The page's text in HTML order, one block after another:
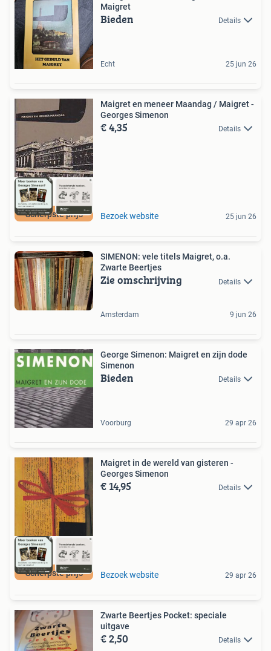
Maigret
Bieden Details
Echt 25 jun 26
Scherpste prijs
Maigret en meneer Maandag / Maigret -
Georges Simenon
€ 4,35 Details
Bezoek website 25 jun 26
SIMENON: vele titels Maigret, o.a.
Zwarte Beertjes
Zie omschrijving Details
Amsterdam 9 jun 26
George Simenon: Maigret en zijn dode
Simenon
Bieden Details
Voorburg 29 apr 26
Scherpste prijs
Maigret in de wereld van gisteren -
Georges Simenon
€ 14,95 Details
Bezoek website 29 apr 26
Zwarte Beertjes Pocket: speciale
uitgave
€ 2,50 Details